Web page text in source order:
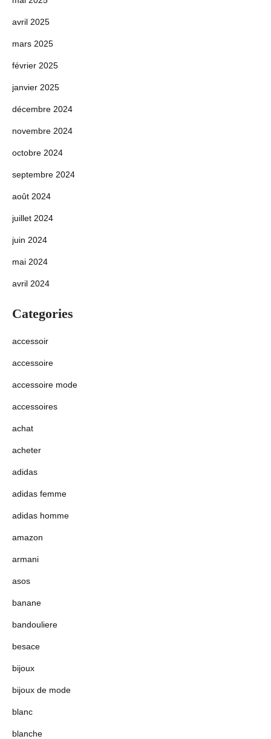
avril 2025
mars 2025
février 2025
janvier 2025
décembre 2024
novembre 2024
octobre 2024
septembre 2024
août 2024
juillet 2024
juin 2024
mai 2024
avril 2024
Categories
accessoir
accessoire
accessoire mode
accessoires
achat
acheter
adidas
adidas femme
adidas homme
amazon
armani
asos
banane
bandouliere
besace
bijoux
bijoux de mode
blanc
blanche